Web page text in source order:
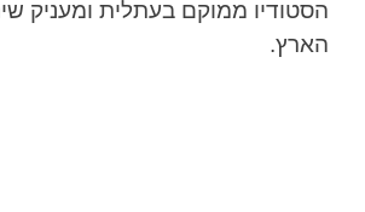
הסטודיו ממוקם בעתלית ומעניק
הארץ.